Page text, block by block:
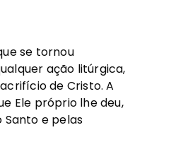
se tornou
ação litúrgica,
de Cristo. A
Ele próprio lhe deu,
Santo e pelas